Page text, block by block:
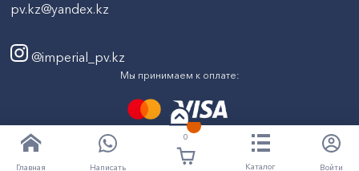
Главная Написать
0
Каталог Войти
pv.kz@yandex.kz
@imperial_pv.kz
Мы принимаем к оплате:
Все права защищены © ТД "Империал" 2020- 2026